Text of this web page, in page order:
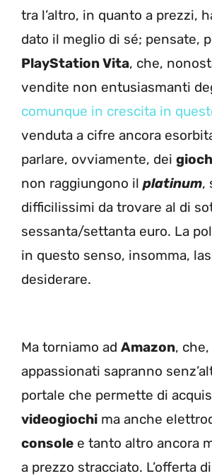
tra l’altro, in quanto a prezzi,
dato il meglio di sé; pensate,
PlayStation Vita, che,
vendite non entusiasmanti
comunque in crescita in
venduta a cifre ancora
parlare, ovviamente, dei
non raggiungono il platinum,
difficilissimi da trovare al di
sessanta/settanta euro. La
in questo senso, insomma,
desiderare.
Ma torniamo ad Amazon,
appassionati sapranno
portale che permette di
videogiochi ma anche
console e tanto altro ancora
a prezzo stracciato. L’offerta